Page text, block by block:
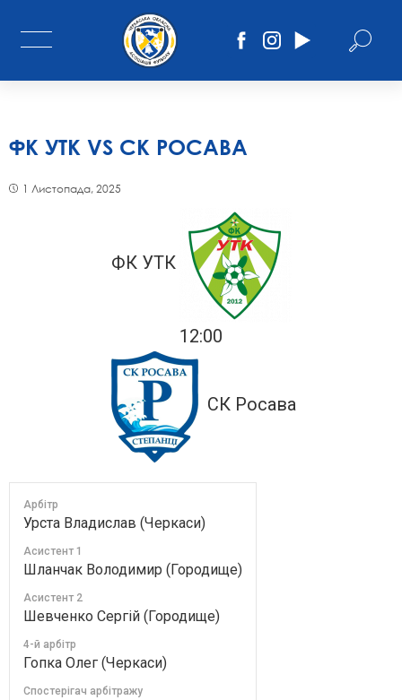
ФК УТК VS СК РОСАВА
1 Листопада, 2025
ФК УТК
12:00
СК Росава
Арбітр
Урста Владислав (Черкаси)
Асистент 1
Шланчак Володимир (Городище)
Асистент 2
Шевченко Сергій (Городище)
4-й арбітр
Гопка Олег (Черкаси)
Спостерігач арбітражу